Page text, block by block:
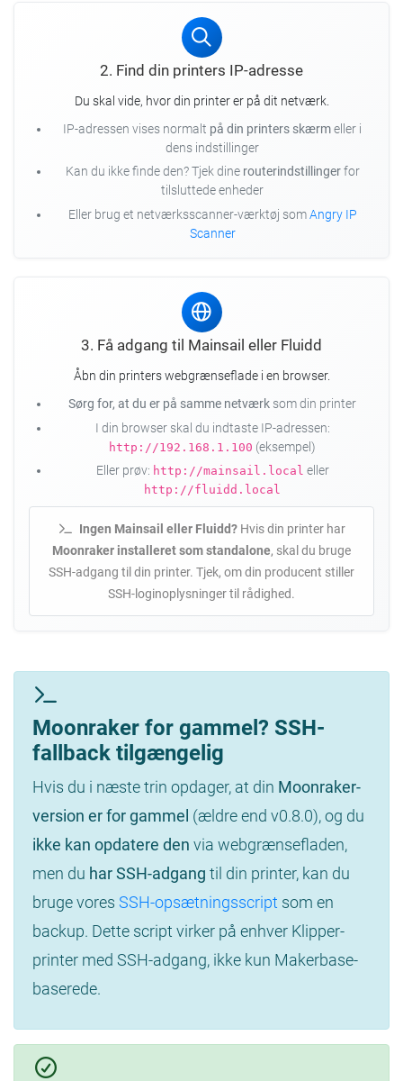
2. Find din printers IP-adresse
Du skal vide, hvor din printer er på dit netværk.
IP-adressen vises normalt på din printers skærmeller i
dens indstillinger
Kan du ikke finde den? Tjek dine routerindstillingerfor
tilsluttede enheder
Eller brug et netværksscanner-værktøj somAngry IP
Scanner
3. Få adgang til Mainsail eller Fluidd
Åbn din printers webgrænseflade i en browser.
Sørg for, at du er på samme netværk som din printer
I din browser skal du indtaste IP-adressen:
http://192.168.1.100 (eksempel)
Eller prøv: http://mainsail.local eller
http://fluidd.local
Ingen Mainsail eller Fluidd? Hvis din printer har
Moonraker installeret som standalone, skal du bruge
SSH-adgang til din printer. Tjek, om din producent stiller
SSH-loginoplysninger til rådighed.
Moonraker for gammel? SSH-
fallback tilgængelig
Hvis du i næste trin opdager, at din Moonraker-
version er for gammel (ældre end v0.8.0), og du
ikke kan opdatere den via webgrænsefladen,
men du har SSH-adgang til din printer, kan du
bruge vores SSH-opsætningsscript som en
backup. Dette script virker på enhver Klipper-
printer med SSH-adgang, ikke kun Makerbase-
baserede.